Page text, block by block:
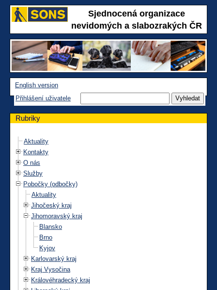
Sjednocená organizace
nevidomých a slabozrakých ČR
English version
Přihlášení uživatele
Rubriky
Aktuality
Kontakty
O nás
Služby
Pobočky (odbočky)
Aktuality
Jihočeský kraj
Jihomoravský kraj
Blansko
Brno
Kyjov
Karlovarský kraj
Kraj Vysočina
Královéhradecký kraj